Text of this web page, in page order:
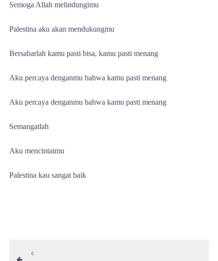
Semoga Allah melindungimu
Palestina aku akan mendukungmu
Bersabarlah kamu pasti bisa, kamu pasti menang
Aku percaya denganmu bahwa kamu pasti menang
Aku percaya denganmu bahwa kamu pasti menang
Semangatlah
Aku mencintaimu
Palestina kau sangat baik